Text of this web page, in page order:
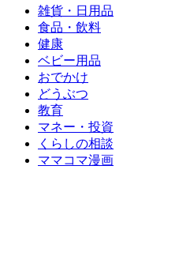
雑貨・日用品
食品・飲料
健康
ベビー用品
おでかけ
どうぶつ
教育
マネー・投資
くらしの相談
ママコマ漫画